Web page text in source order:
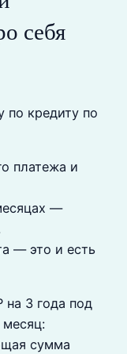
себя
по кредиту по
платежа и
—
— это и есть
3 года под
сумма